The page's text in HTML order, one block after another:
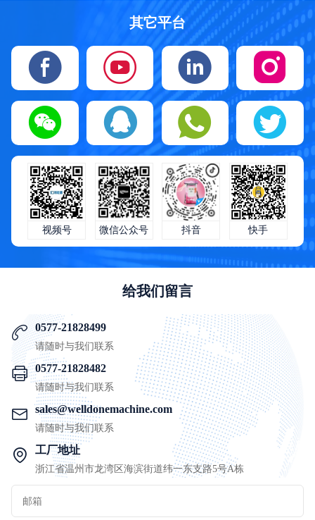
其它平台
视频号 微信公众号 抖音 快手
给我们留言
0577-21828499
请随时与我们联系
0577-21828482
请随时与我们联系
sales@welldonemachine.com
请随时与我们联系
工厂地址
浙江省温州市龙湾区海滨街道纬一东支路5号A栋